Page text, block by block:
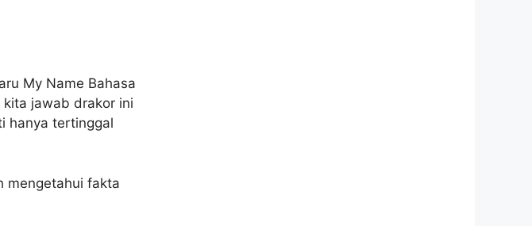
My Name Bahasa
kita jawab drakor ini
hanya tertinggal
mengetahui fakta